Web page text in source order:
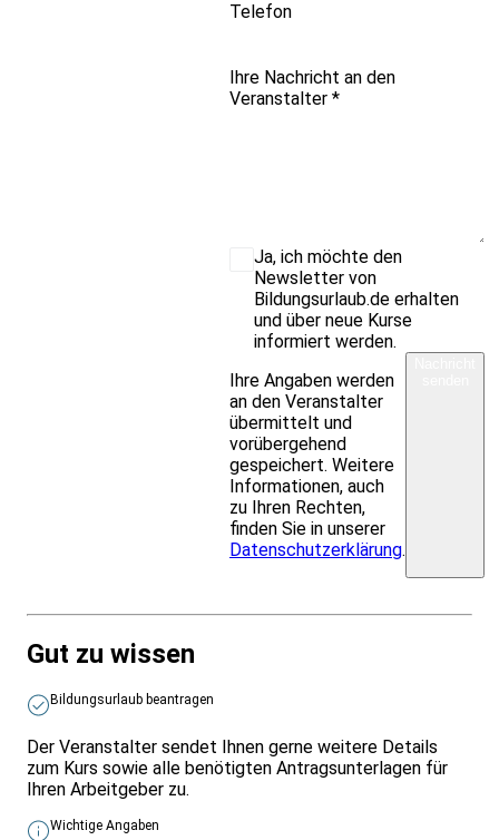
Telefon
Ihre Nachricht an den
Veranstalter *
Ja, ich möchte den
Newsletter von
Bildungsurlaub.de erhalten
und über neue Kurse
informiert werden.
Ihre Angaben werden
an den Veranstalter
übermittelt und
vorübergehend
gespeichert. Weitere
Informationen, auch
zu Ihren Rechten,
finden Sie in unserer
Datenschutzerklärung.
Gut zu wissen
Bildungsurlaub beantragen
Der Veranstalter sendet Ihnen gerne weitere Details
zum Kurs sowie alle benötigten Antragsunterlagen für
Ihren Arbeitgeber zu.
Wichtige Angaben